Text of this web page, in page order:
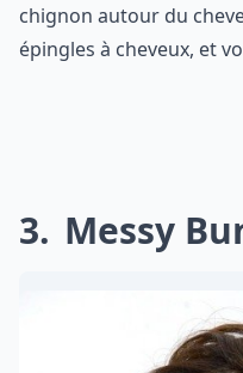
chignon autour du
épingles à cheveux, et
3 Messy